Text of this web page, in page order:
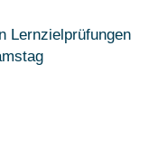
Lernzielprüfungen